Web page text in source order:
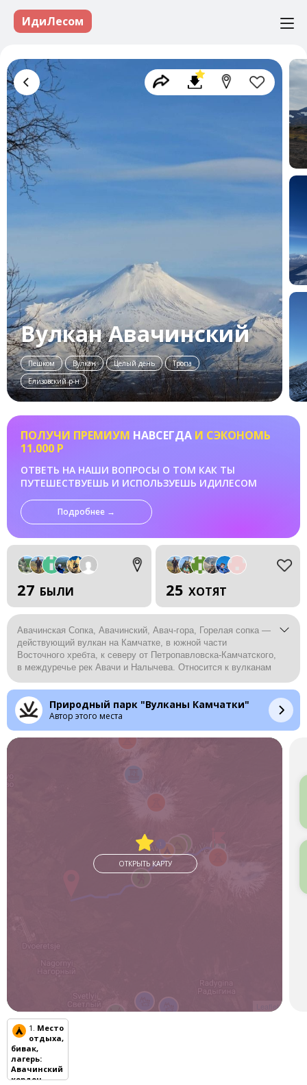
ИдиЛесом
Вулкан Авачинский
Пешком Вулкан Целый день
Тропа
Елизовский р-н
ПОЛУЧИ ПРЕМИУМ НАВСЕГДА И СЭКОНОМЬ
11.000 Р
ОТВЕТЬ НА НАШИ ВОПРОСЫ О ТОМ КАК ТЫ
ПУТЕШЕСТВУЕШЬ И ИСПОЛЬЗУЕШЬ ИДИЛЕСОМ
Подробнее →
27 БЫЛИ 25 ХОТЯТ
Авачинская Сопка, Авачинский, Авач-гора, Горелая сопка —
действующий вулкан на Камчатке, в южной части
Восточного хребта, к северу от Петропавловска-Камчатского,
в междуречье рек Авачи и Налычева. Относится к вулканам
Природный парк "Вулканы Камчатки"
Автор этого места
Leaflet
ОТКРЫТЬ КАРТУ
1. Место
отдыха,
бивак,
лагерь:
Авачинский
кордон